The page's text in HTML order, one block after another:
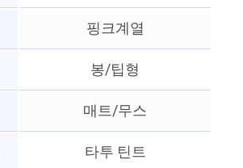
핑크계열
봉/팁형
매트/무스
타투 틴트